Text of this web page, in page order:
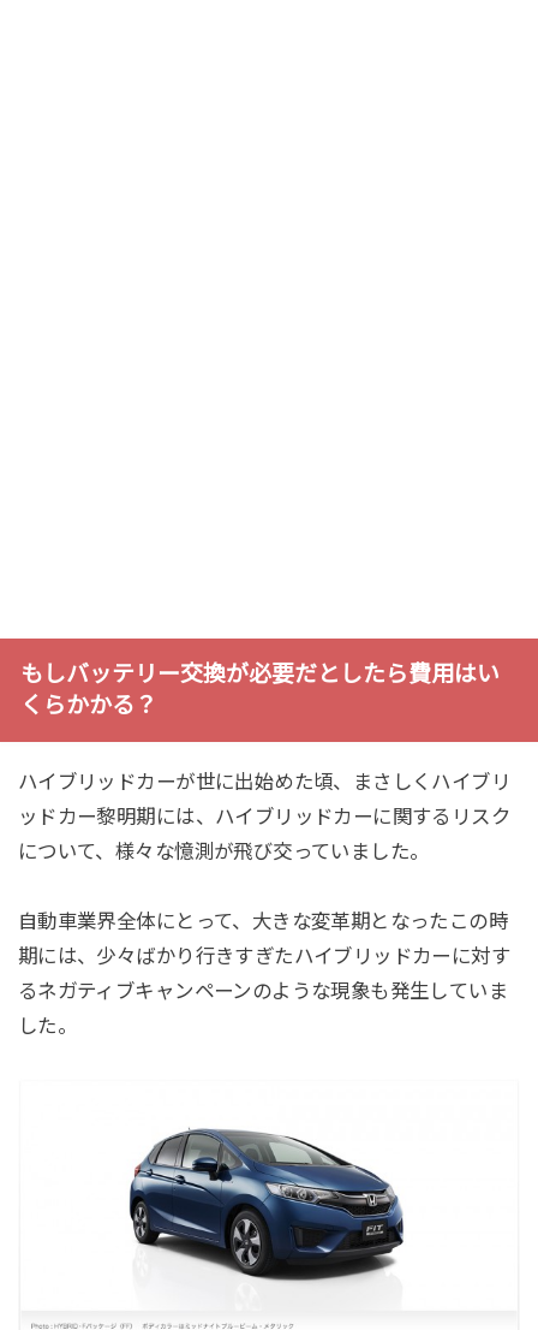
もしバッテリー交換が必要だとしたら費用はい
くらかかる？
ハイブリッドカーが世に出始めた頃、まさしくハイブリ
ッドカー黎明期には、ハイブリッドカーに関するリスク
について、様々な憶測が飛び交っていました。
自動車業界全体にとって、大きな変革期となったこの時
期には、少々ばかり行きすぎたハイブリッドカーに対す
るネガティブキャンペーンのような現象も発生していま
した。